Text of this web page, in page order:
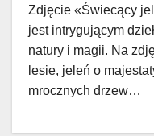
Zdjęcie «Świecący
jest intrygującym
natury i magii. Na
lesie, jeleń o
mrocznych drzew…